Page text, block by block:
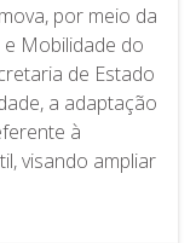
por meio da
Mobilidade do
de Estado
a adaptação
à
visando ampliar